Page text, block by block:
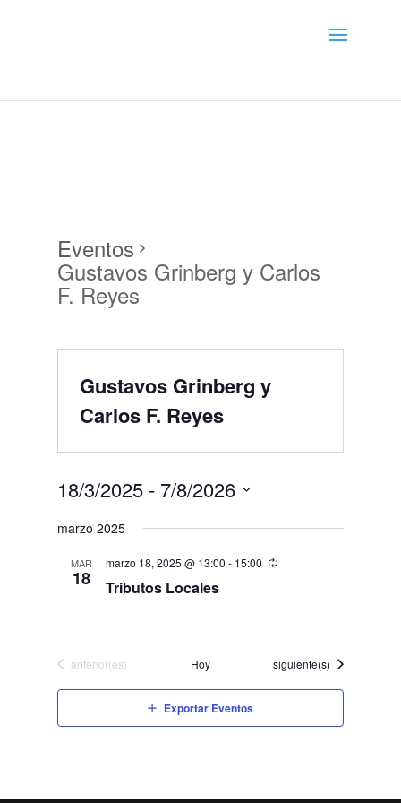
Eventos
Gustavos Grinberg y Carlos
F. Reyes
Gustavos Grinberg y
Carlos F. Reyes
18/3/2025 - 7/8/2026
fecha.
marzo 2025
MAR
18
marzo 18, 2025 @ 13:00 - 15:00
Tributos Locales
Eventos
anterior(es) Hoy Eventos
siguiente(s)
Exportar Eventos